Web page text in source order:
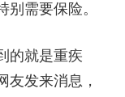
需要保险。
的就是重疾
友发来消息，